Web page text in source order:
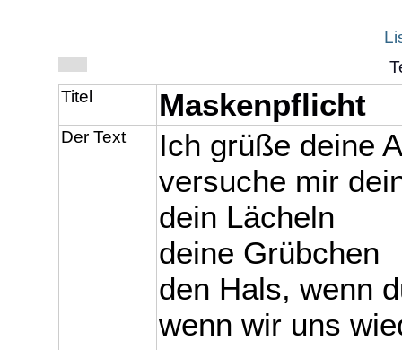
Titel
Maskenpflicht
Der Text
Ich grüße deine
versuche mir
dein Lächeln
deine Grübchen
den Hals, wenn
wenn wir uns